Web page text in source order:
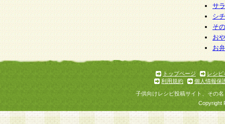
サ
シ
そ
お
お
トップページ
レシピ
利用規約
個人情報保
子供向けレシピ投稿サイト、その
Copyright